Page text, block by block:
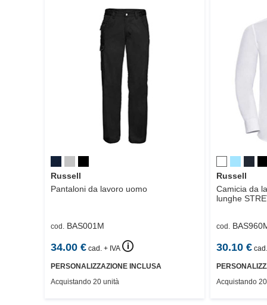
Russell
Pantaloni da lavoro uomo
cod. BAS001M
34.00 € cad. + IVA 🛈
PERSONALIZZAZIONE INCLUSA
Acquistando 20 unità
Russell
Camicia da
lunghe
cod.
30.10€
Acquistando